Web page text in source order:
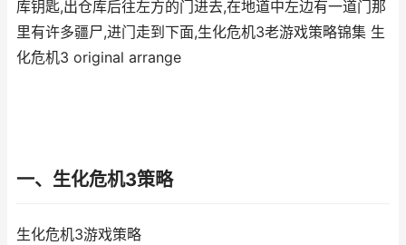
库钥匙,出仓库后往左方的门进去,在地道中左边有一道门那
里有许多疆尸,进门走到下面,生化危机3老游戏策略锦集 生
化危机3 original arrange
一、生化危机3策略
生化危机3游戏策略